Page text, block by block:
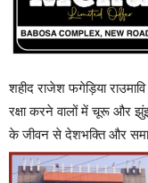
शहीद राजेश फगेड़िया
रक्षा करने वालों में चूरू और
के जीवन से देशभक्ति और